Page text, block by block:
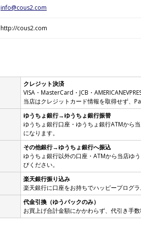
info@cous2.com
http://cous2.com
クレジット決済
VISA・MasterCard・JCB・
当店はクレジットカード情報を取得せず、
ゆうちょ銀行→ゆうちょ銀行振替
ゆうちょ銀行口座・ゆうちょ銀行ATMから
になります。
その他銀行→ゆうちょ銀行へ振込
ゆうちょ銀行以外の口座・ATMから当店ゆ
びください。
楽天銀行振り込み
楽天銀行に口座をお持ちでハッピープログ
代金引換（ゆうパックのみ）
お買上げ合計金額にかかわらず、代引き手